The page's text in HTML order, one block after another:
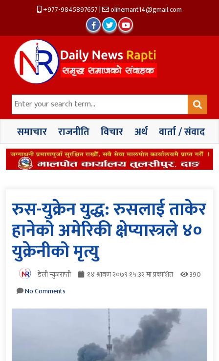
+977-9845897657| olihemant14@gmail.com
समाचार राजनीति विचार अर्थ वार्ता / संवाद
रुस-युक्रेन युद्ध: रुसलाई ताकेर
हानेको अमेरिकी क्षेप्यास्त्रले ४०
युक्रेनीको मृत्यु
डेली न्युजराप्ती १४ श्रावण २०७९ १५:३२ मा प्रकाशित
390
No Comments